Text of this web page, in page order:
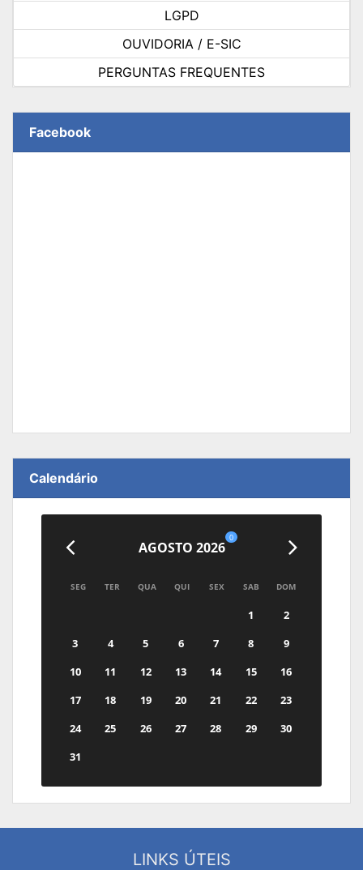
LGPD
OUVIDORIA / E-SIC
PERGUNTAS FREQUENTES
Facebook
Calendário
AGOSTO 2026
0
SEG TER QUA QUI SEX SAB DOM
1
2
3
4 5 6 7 8
9
10
11 12 13 14 15
16
17
18 19 20 21 22
23
24
25 26 27 28 29
30
31
LINKS ÚTEIS